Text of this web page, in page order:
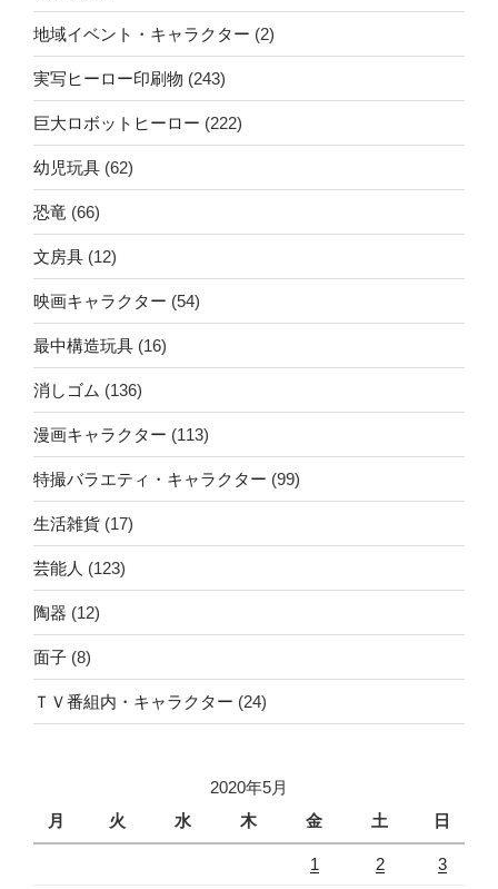
地域イベント・キャラクター (2)
実写ヒーロー印刷物 (243)
巨大ロボットヒーロー (222)
幼児玩具 (62)
恐竜 (66)
文房具 (12)
映画キャラクター (54)
最中構造玩具 (16)
消しゴム (136)
漫画キャラクター (113)
特撮バラエティ・キャラクター (99)
生活雑貨 (17)
芸能人 (123)
陶器 (12)
面子 (8)
ＴＶ番組内・キャラクター (24)
2020年5月
月
火 水 木 金 土 日
1 2 3